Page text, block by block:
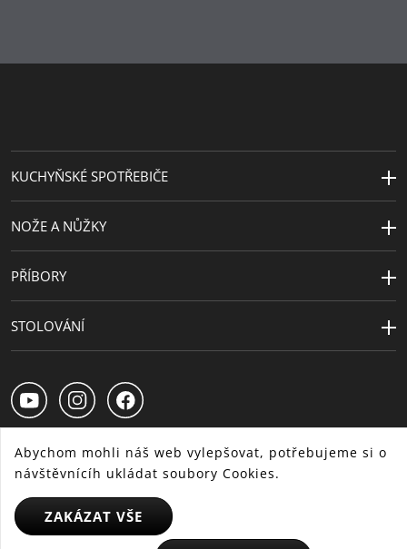
KUCHYŇSKÉ SPOTŘEBIČE
NOŽE A NŮŽKY
PŘÍBORY
STOLOVÁNÍ
Abychom mohli náš web vylepšovat, potřebujeme si o
návštěvnícíh ukládat soubory Cookies.
ZAKÁZAT VŠE